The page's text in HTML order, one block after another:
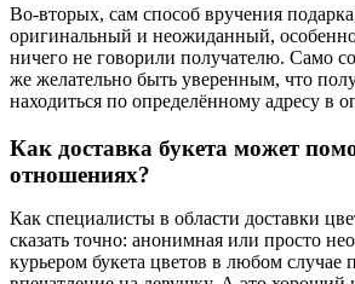
Во-вторых, сам способ вручения
оригинальный и неожиданный,
ничего не говорили получателю. Само
же желательно быть уверенным, что
находиться по определённому адресу в
Как доставка букета может
отношениях?
Как специалисты в области доставки
сказать точно: анонимная или просто
курьером букета цветов в любом случае